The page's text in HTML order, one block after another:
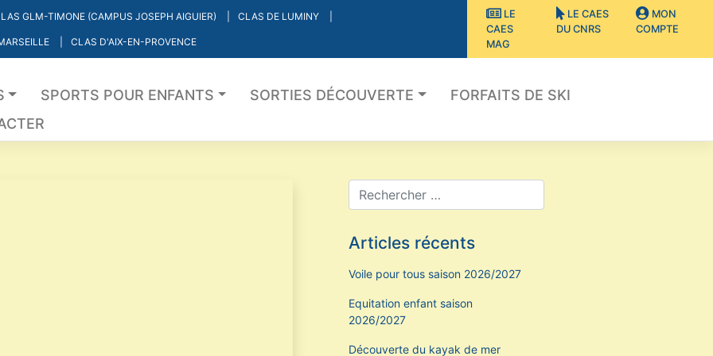
GLM-TIMONE (CAMPUS JOSEPH AIGUIER) CLAS DE LUMINY
CLAS D'AIX-EN-PROVENCE
LE
CAES
MAG
LE CAES
DU CNRS
MON
COMPTE
SPORTS POUR ENFANTS SORTIES DÉCOUVERTE
FORFAITS DE SKI
Articles récents
Voile pour tous saison 2026/2027
Equitation enfant saison
2026/2027
Découverte du kayak de mer